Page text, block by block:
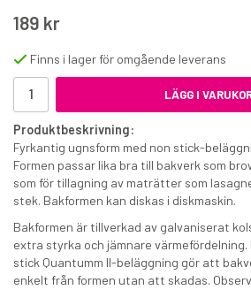
€3.48
KÖP
189 kr
Finns i lager för omgående leverans
LÄGG I
Produktbeskrivning:
Fyrkantig ugnsform med non stick-
Formen passar lika bra till bakverk som
som för tillagning av maträtter som
stek. Bakformen kan diskas i diskmaskin.
Bakformen är tillverkad av galvaniserat
extra styrka och jämnare värmefördelning.
stick Quantumm II-beläggning gör att
enkelt från formen utan att skadas.